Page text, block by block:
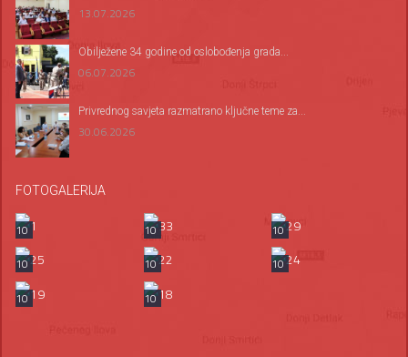
13.07.2026
Оbilježene 34 godine od oslobođenja grada...
06.07.2026
Privrednog savjeta razmatrano ključne teme za...
30.06.2026
FOTOGALERIJA
10 10
10
10
10
10
10
10